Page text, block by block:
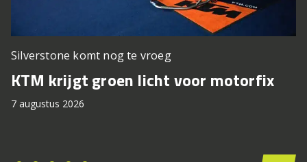
Silverstone komt nog te vroeg
KTM krijgt groen licht voor motorfix
7 augustus 2026